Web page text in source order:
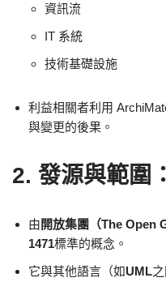
資訊流
IT 系統
技術基礎設施
利益相關者利用
與變更的後果。
2. 發源與範圍：
由 開放集團（The Open
1471標準的概念。
它與其他語言（如UML